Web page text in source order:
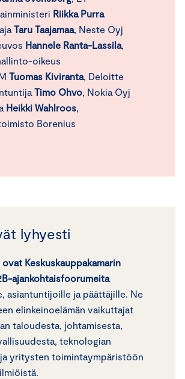
Riikka Purra
Taru Taajamaa, Neste Oyj
Hannele Ranta-Lassila,
oikeus
Tuomas Kiviranta, Deloitte
Timo Ohvo, Nokia Oyj
Heikki Wahlroos,
Borenius
lyhyesti
Keskuskauppakamarin
ajankohtaisfoorumeita
asiantuntijoille ja päättäjille. Ne
elinkeinoelämän vaikuttajat
taloudesta, johtamisesta,
teknologian
yritysten toimintaympäristöön